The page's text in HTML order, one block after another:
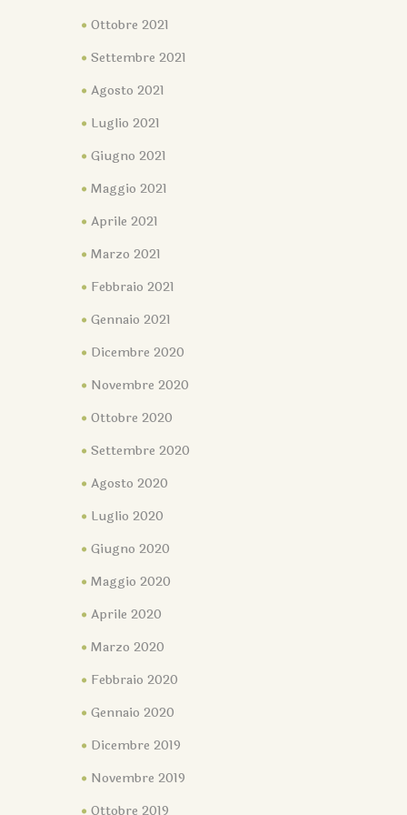
Ottobre 2021
Settembre 2021
Agosto 2021
Luglio 2021
Giugno 2021
Maggio 2021
Aprile 2021
Marzo 2021
Febbraio 2021
Gennaio 2021
Dicembre 2020
Novembre 2020
Ottobre 2020
Settembre 2020
Agosto 2020
Luglio 2020
Giugno 2020
Maggio 2020
Aprile 2020
Marzo 2020
Febbraio 2020
Gennaio 2020
Dicembre 2019
Novembre 2019
Ottobre 2019